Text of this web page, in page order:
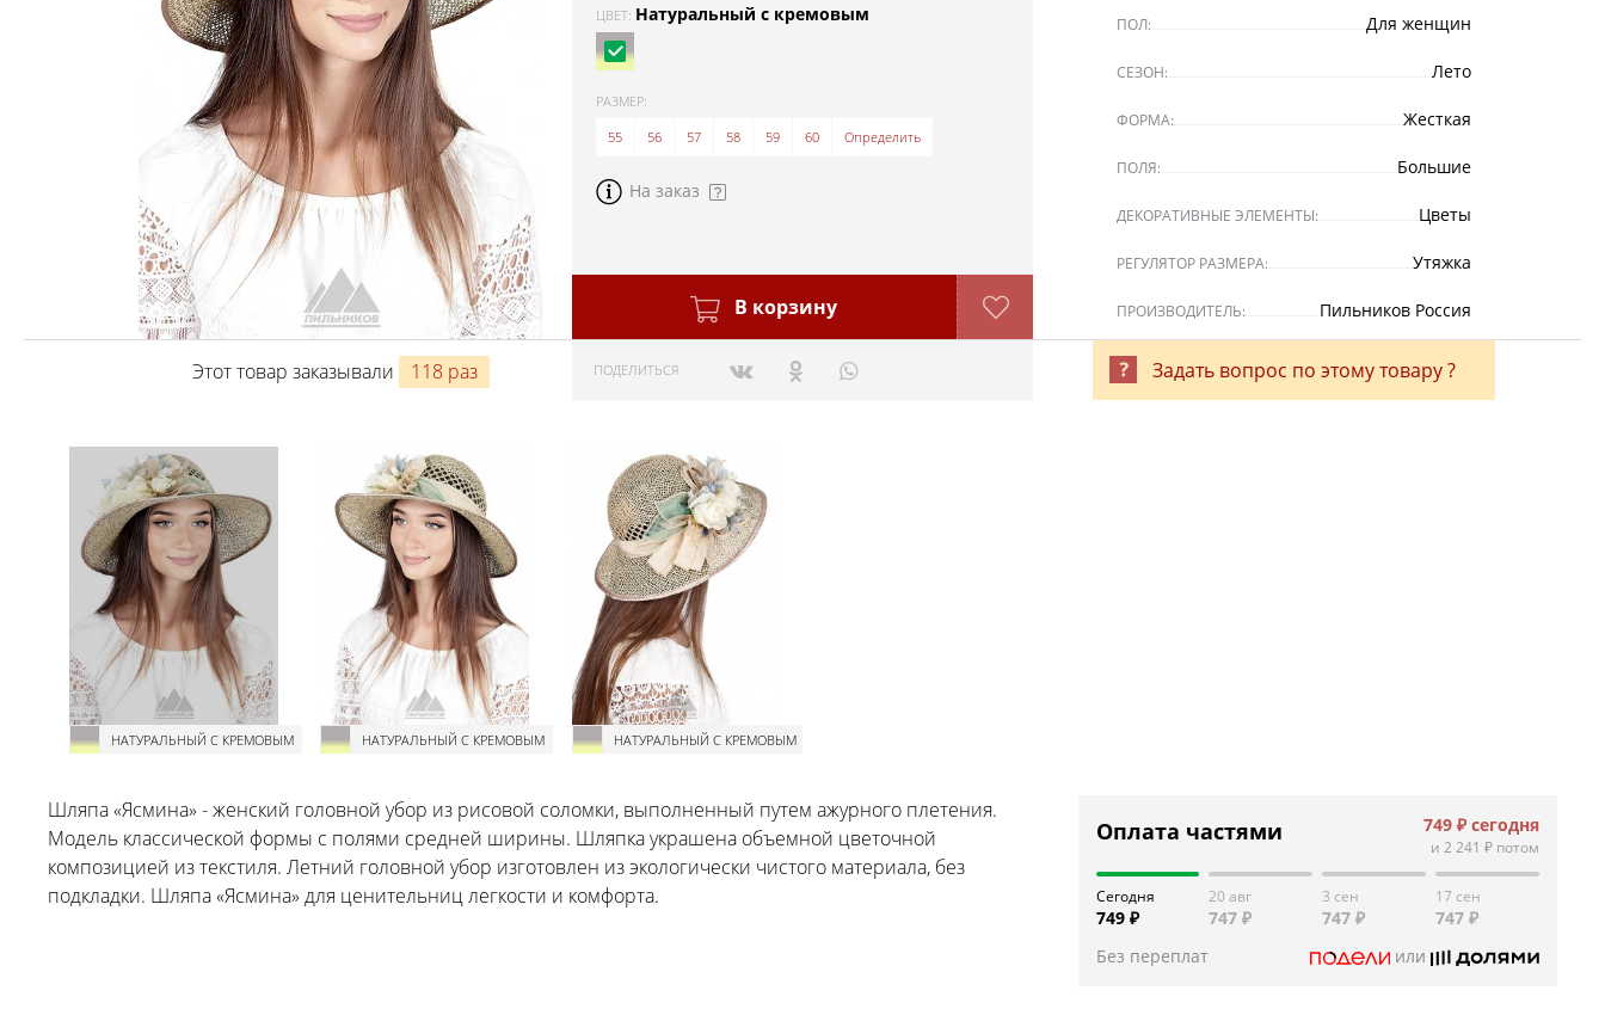
ЦВЕТ: Натуральный с кремовым
РАЗМЕР:
55
56 57 58 59 60 Определить
На заказ
В корзину
ПОДЕЛИТЬСЯ
ПОЛ: Для женщин
СЕЗОН: Лето
ФОРМА: Жесткая
ПОЛЯ: Большие
ДЕКОРАТИВНЫЕ ЭЛЕМЕНТЫ: Цветы
РЕГУЛЯТОР РАЗМЕРА: Утяжка
ПРОИЗВОДИТЕЛЬ: Пильников Россия
Этот товар заказывали 118 раз Задать вопрос по этому товару ?
НАТУРАЛЬНЫЙ С КРЕМОВЫМ НАТУРАЛЬНЫЙ С КРЕМОВЫМ НАТУРАЛЬНЫЙ С КРЕМОВЫМ
Шляпа «Ясмина» - женский головной убор из рисовой соломки, выполненный путем ажурного плетения.
Модель классической формы с полями средней ширины. Шляпка украшена объемной цветочной
композицией из текстиля. Летний головной убор изготовлен из экологически чистого материала, без
подкладки. Шляпа «Ясмина» для ценительниц легкости и комфорта.
Оплата частями 749 ₽сегодня
и 2 241 ₽потом
Сегодня
749 ₽
20 авг
747 ₽
3 сен
747 ₽
17 сен
747 ₽
Без переплат
или